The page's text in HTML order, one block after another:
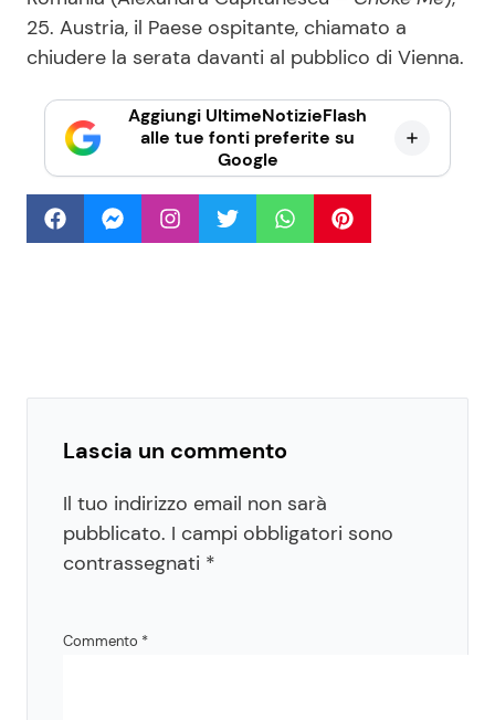
25. Austria, il Paese ospitante, chiamato a
chiudere la serata davanti al pubblico di Vienna.
Aggiungi UltimeNotizieFlash
alle tue fonti preferite su
Google
Lascia un commento
Il tuo indirizzo email non sarà
pubblicato. I campi obbligatori sono
contrassegnati *
Commento *